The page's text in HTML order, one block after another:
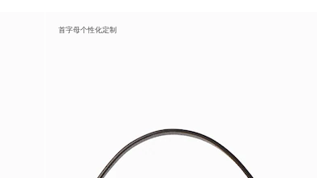
首字母个性化定制